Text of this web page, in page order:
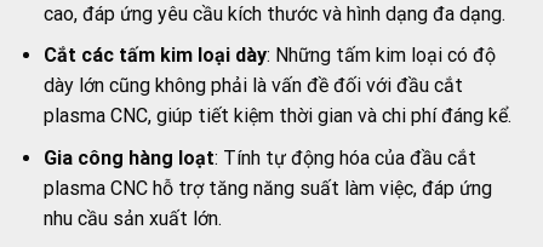
cao, đáp ứng yêu cầu kích thước và hình dạng đa dạng.
Cắt các tấm kim loại dày: Những tấm kim loại có độ
dày lớn cũng không phải là vấn đề đối với đầu cắt
plasma CNC, giúp tiết kiệm thời gian và chi phí đáng kể.
Gia công hàng loạt: Tính tự động hóa của đầu cắt
plasma CNC hỗ trợ tăng năng suất làm việc, đáp ứng
nhu cầu sản xuất lớn.